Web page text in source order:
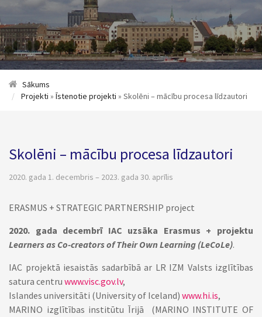
Sākums
Projekti » Īstenotie projekti » Skolēni – mācību procesa līdzautori
Skolēni – mācību procesa līdzautori
2020. gada 1. decembris – 2023. gada 30. aprīlis
ERASMUS + STRATEGIC PARTNERSHIP project
2020. gada decembrī IAC uzsāka Erasmus + projektu
Learners as Co-creators of Their Own Learning (LeCoLe).
IAC projektā iesaistās sadarbībā ar LR IZM Valsts izglītības
satura centru www.visc.gov.lv,
Islandes universitāti (University of Iceland) www.hi.is,
MARINO izglītības institūtu Īrijā (MARINO INSTITUTE OF